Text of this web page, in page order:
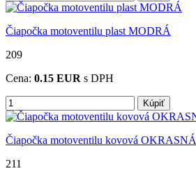
Čiapočka motoventilu plast MODRÁ
209
Cena: 0.15 EUR s DPH
Kúpiť
Čiapočka motoventilu kovová OKRASNÁ
211